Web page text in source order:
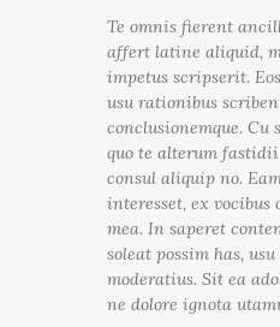
Te omnis fierent
affert latine aliquid,
impetus scripserit.
usu rationibus
conclusionemque. Cu
quo te alterum
consul aliquip no.
interesset, ex
mea. In saperet
soleat possim has,
moderatius. Sit ea
ne dolore ignota